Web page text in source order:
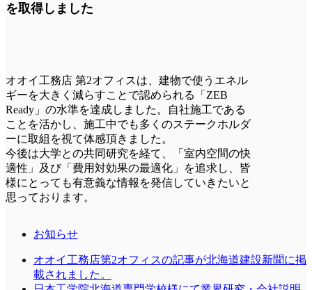
を取得しました
オオイ工務店 第2オフィスは、建物で使うエネル
ギーを大きく減らすことで認められる「ZEB
Ready」の水準を達成しました。自社施工である
ことを活かし、施工中でも多くのステークホルダ
ーに取組を視て体感頂きました。
今後は大学との共同研究を経て、「室内空間の快
適性」及び「費用対効果の最適化」を追求し、皆
様にとっても有意義な情報を発信していきたいと
思っております。
お知らせ
オオイ工務店第2オフィスの記事が北海道建設新聞に掲
載されました。